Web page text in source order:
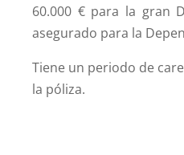
60.000 € para la gran
asegurado para la
Tiene un periodo de
la póliza.